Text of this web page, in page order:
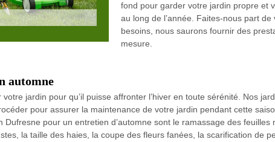
fond pour garder votre jardin propre et
au long de l’année. Faites-nous part de
besoins, nous saurons fournir des
mesure.
automne
jardin pour qu’il puisse affronter l’hiver en toute sérénité. Nos
pour assurer la maintenance de votre jardin pendant cette
Dufresne pour un entretien d’automne sont le ramassage des feuilles
la taille des haies, la coupe des fleurs fanées, la scarification de